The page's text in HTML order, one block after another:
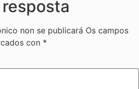
non se publicará Os campos
con *